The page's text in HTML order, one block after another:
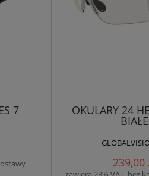
7 OKULARY 24
BIAŁE
239,00